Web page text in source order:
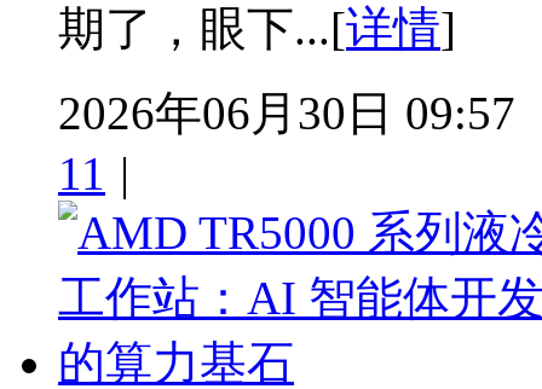
期了，眼下...[详情]
2026年06月30日 09:57
11 |